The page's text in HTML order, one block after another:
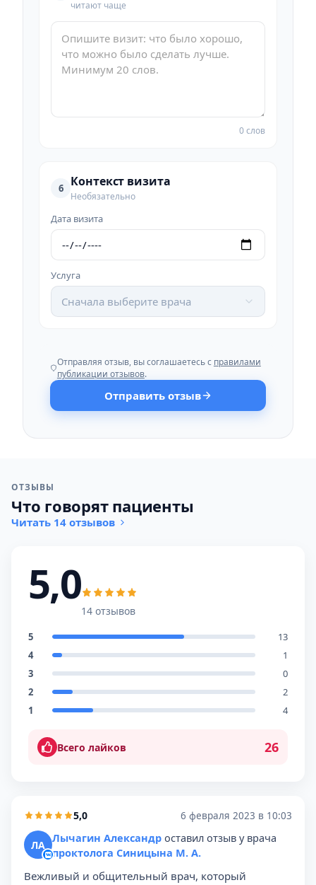
читают чаще
0 слов
6 Контекст визита
Необязательно
Дата визита
Услуга
Сначала выберите врача
Отправляя отзыв, вы соглашаетесь с правилами
публикации отзывов.
Отправить отзыв
ОТЗЫВЫ
Что говорят пациенты
Читать 14 отзывов
5,0
14 отзывов
5
13
4
1
3
0
2
2
1
4
Всего лайков 26
5,0 6 февраля 2023 в 10:03
ЛА Лычагин Александр оставил отзыв у врача
проктолога Синицына М. А.
Вежливый и общительный врач, который